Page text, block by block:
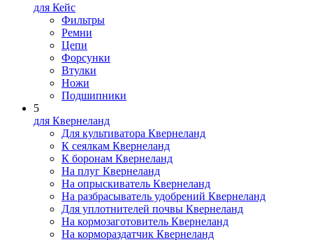
для Кейс
Фильтры
Ремни
Цепи
Форсунки
Втулки
Ножи
Подшипники
5
для Квернеланд
Для культиватора Квернеланд
К сеялкам Квернеланд
К боронам Квернеланд
На плуг Квернеланд
На опрыскиватель Квернеланд
На разбрасыватель удобрений Квернеланд
Для уплотнителей почвы Квернеланд
На кормозаготовитель Квернеланд
На кормораздатчик Квернеланд